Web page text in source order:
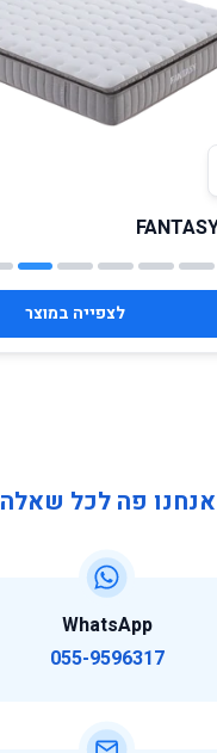
לצפייה במוצר
אנחנו פה לכל שאלה
WhatsApp
055-9596317